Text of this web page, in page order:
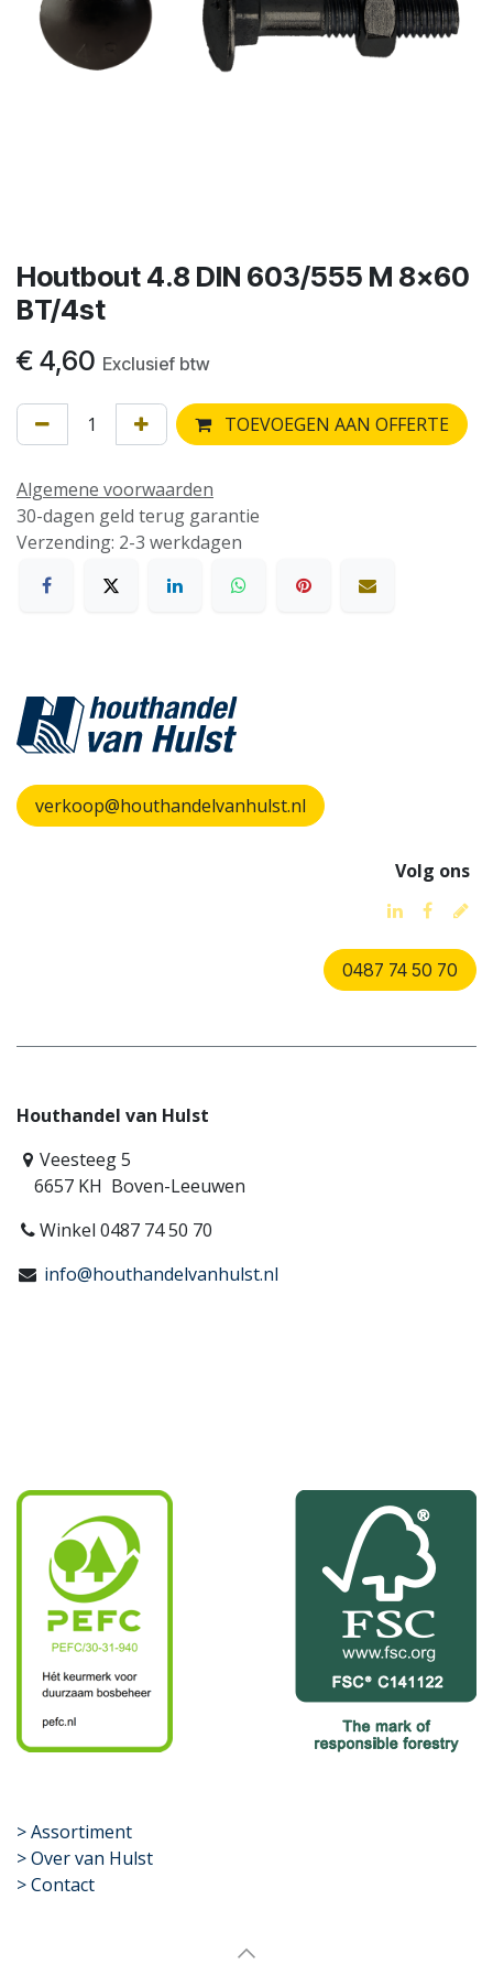
Houtbout 4.8 DIN 603/555 M 8x60
BT/4st
€ 4,60 Exclusief btw
TOEVOEGEN AAN OFFERTE
Algemene voorwaarden
30-dagen geld terug garantie
Verzending: 2-3 werkdagen
verkoop@houthandelvanhulst.nl
Volg ons
0487 74 50 70
Houthandel van Hulst
Veesteeg 5
6657 KH Boven-Leeuwen
Winkel 0487 74 50 70
info@houthandelvanhulst.nl
​>Assortiment
> Over van Hulst
> Contact